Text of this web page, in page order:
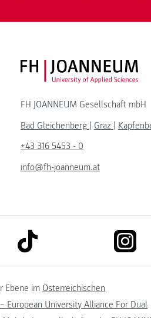
FH
FH JOANNEUM Gesellschaft mbH
Bad Gleichenberg | Graz |
+43 316 5453 - 0
info@fh-joanneum.at
link to tiktok link
Ebene im Österreichischen
European University Alliance For Dual